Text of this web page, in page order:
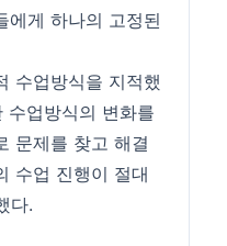
게 하나의 고정된
수업방식을 지적했
수업방식의 변화를
문제를 찾고 해결
수업 진행이 절대
다.